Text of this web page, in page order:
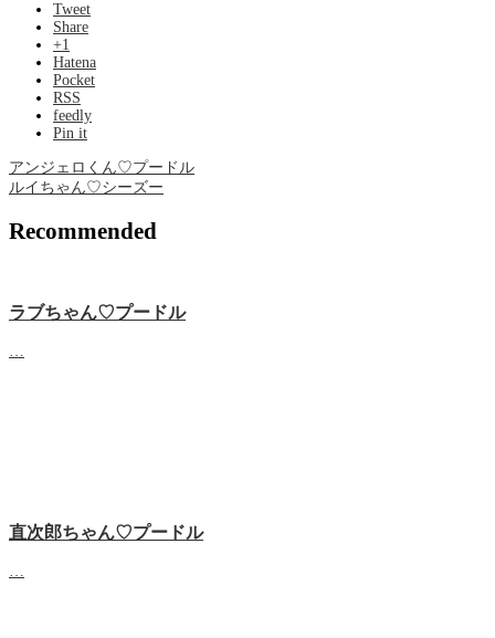
Tweet
Share
+1
Hatena
Pocket
RSS
feedly
Pin it
アンジェロくん♡プードル
ルイちゃん♡シーズー
Recommended
ラブちゃん♡プードル
直次郎ちゃん♡プードル